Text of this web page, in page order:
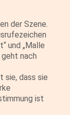
der Szene.
und „Malle
geht nach
sie, dass sie
ist